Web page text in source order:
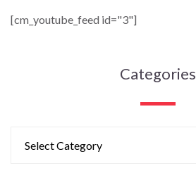
[cm_youtube_feed id="3"]
Categories